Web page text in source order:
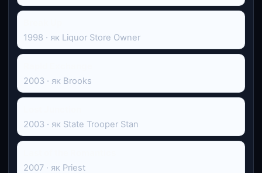
1998 · як Liquor Store Owner
2003 · як Brooks
2003 · як State Trooper Stan
2007 · як Priest